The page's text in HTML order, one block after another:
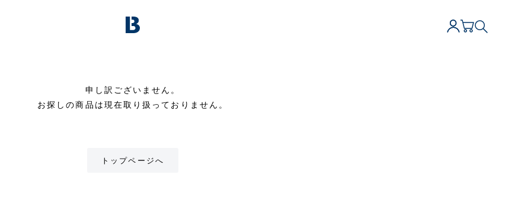
申し訳ございません。
お探しの商品は現在取り扱っておりません。
トップページへ